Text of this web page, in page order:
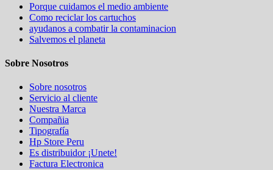
Porque cuidamos el medio ambiente
Como reciclar los cartuchos
ayudanos a combatir la contaminacion
Salvemos el planeta
Sobre Nosotros
Sobre nosotros
Servicio al cliente
Nuestra Marca
Compañia
Tipografía
Hp Store Peru
Es distribuidor ¡Unete!
Factura Electronica